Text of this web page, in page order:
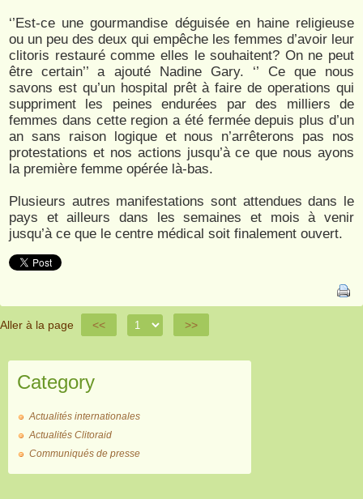
‘’Est-ce une gourmandise déguisée en haine religieuse
ou un peu des deux qui empêche les femmes d’avoir leur
clitoris restauré comme elles le souhaitent? On ne peut
être certain’’ a ajouté Nadine Gary. ‘’ Ce que nous
savons est qu’un hospital prêt à faire de operations qui
suppriment les peines endurées par des milliers de
femmes dans cette region a été fermée depuis plus d’un
an sans raison logique et nous n’arrêterons pas nos
protestations et nos actions jusqu’à ce que nous ayons
la première femme opérée là-bas.
Plusieurs autres manifestations sont attendues dans le
pays et ailleurs dans les semaines et mois à venir
jusqu’à ce que le centre médical soit finalement ouvert.
Aller à la page << >>
Category
Actualités internationales
Actualités Clitoraid
Communiqués de presse